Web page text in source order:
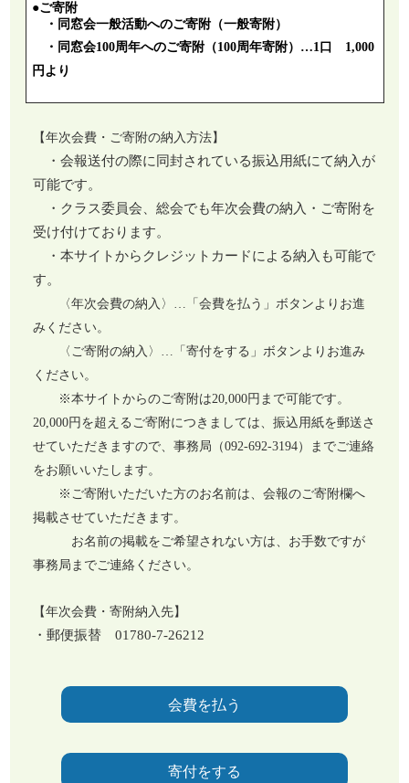
●ご寄附
・ 同窓会一般活動へのご寄附（一般寄附）
・ 同窓会100周年へのご寄附（100周年寄附） …1口 1,000
円より
【年次会費・ご寄附の納入方法】
・会報送付の際に同封されている振込用紙にて納入が
可能です。
・クラス委員会、総会でも年次会費の納入・ご寄附を
受け付けております。
・本サイトからクレジットカードによる納入も可能で
す。
〈年次会費の納入〉…「会費を払う」ボタンよりお進
みください。
〈ご寄附の納入〉…「寄付をする」ボタンよりお進み
ください。
※本サイトからのご寄附は20,000円まで可能です。
20,000円を超えるご寄附につきましては、振込用紙を郵送さ
せていただきますので、事務局（092-692-3194）までご連絡
をお願いいたします。
※ご寄附いただいた方のお名前は、会報のご寄附欄へ
掲載させていただきます。
お名前の掲載をご希望されない方は、お手数ですが
事務局までご連絡ください。
【年次会費・寄附納入先】
・郵便振替 01780-7-26212
会費を払う
寄付をする